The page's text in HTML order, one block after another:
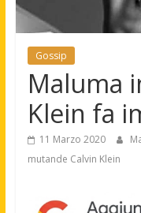
Gossip
Maluma
Klein fa
11 Marzo 2020
mutande Calvin Klein